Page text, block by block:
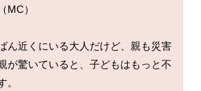
MC）
ん近くにいる大人だけど、親も災害
が驚いていると、子どもはもっと不